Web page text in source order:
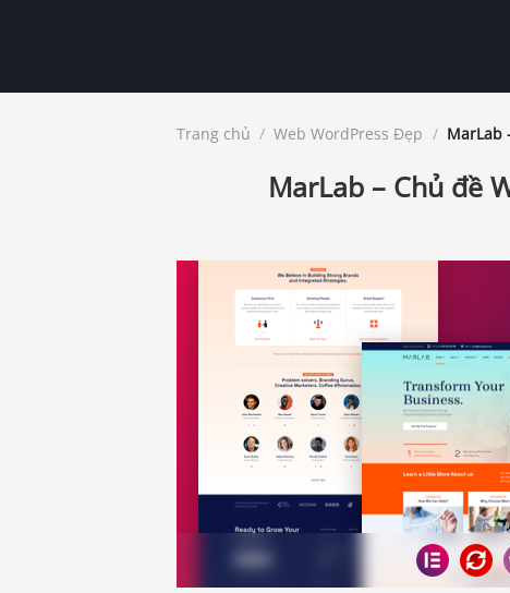
Trang chủ / Web WordPress Đẹp / MarLab
MarLab – Chủ đề